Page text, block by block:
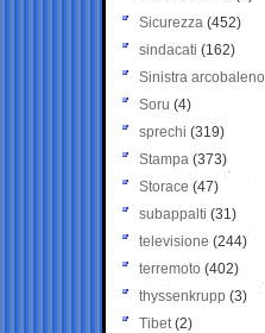
Sicurezza (452)
sindacati (162)
Sinistra arcobaleno
Soru (4)
sprechi (319)
Stampa (373)
Storace (47)
subappalti (31)
televisione(244)
terremoto (402)
thyssenkrupp (3)
Tibet(2)